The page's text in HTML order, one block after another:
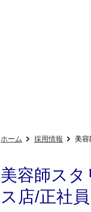
ホーム 採用情報 美
美容師ス
ス店/正社員